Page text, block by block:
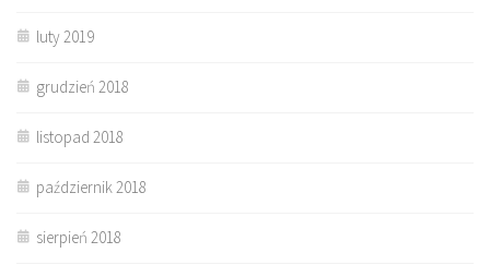
luty 2019
grudzień 2018
listopad 2018
październik 2018
sierpień 2018